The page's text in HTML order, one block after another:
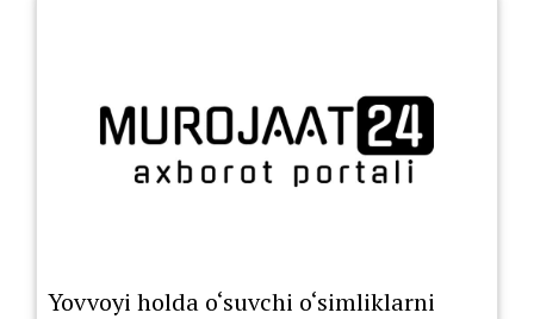
Yovvoyi holda o‘suvchi o‘simliklarni